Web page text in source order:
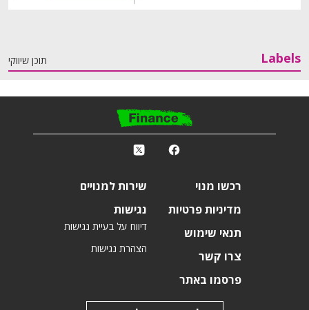
Labels תוכן שיווקי
רכשו מנוי
מדיניות פרטיות
תנאי שימוש
צרו קשר
פרסמו באתר
שירות למנויים
נגישות
דיווח על בעיית נגישות
הצהרת נגישות